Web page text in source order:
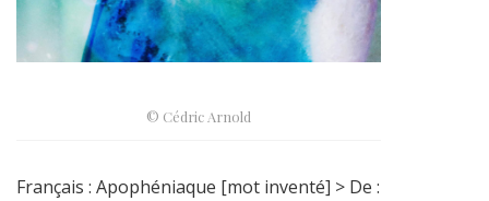
© Cédric Arnold
Français : Apophéniaque [mot inventé] > De :